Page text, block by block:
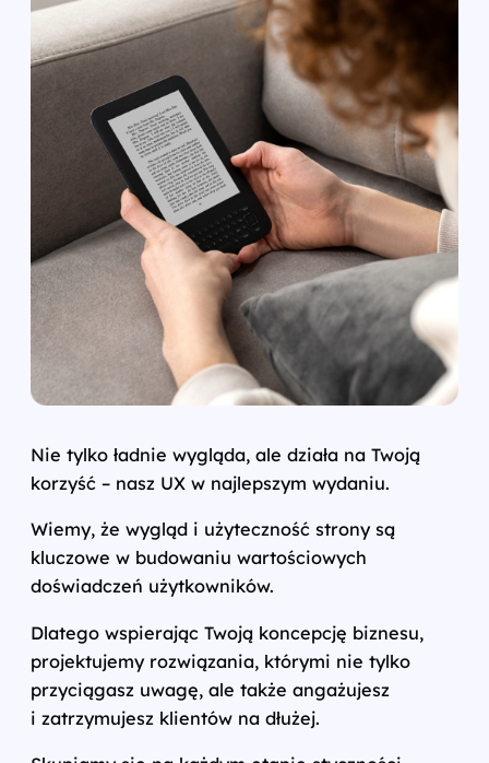
Nie tylko ładnie wygląda, ale działa na Twoją
korzyść – nasz UX w najlepszym wydaniu.
Wiemy, że wygląd i użyteczność strony są
kluczowe w budowaniu wartościowych
doświadczeń użytkowników.
Dlatego wspierając Twoją koncepcję biznesu,
projektujemy rozwiązania, którymi nie tylko
przyciągasz uwagę, ale także angażujesz
i zatrzymujesz klientów na dłużej.